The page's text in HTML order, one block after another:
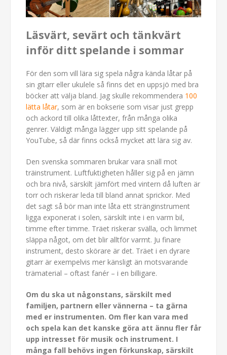
Läsvärt, sevärt och tänkvärt
inför ditt spelande i sommar
För den som vill lära sig spela några kända låtar på
sin gitarr eller ukulele så finns det en uppsjö med bra
böcker att välja bland. Jag skulle rekommendera 100
lätta låtar, som är en bokserie som visar just grepp
och ackord till olika låttexter, från många olika
genrer. Väldigt många lägger upp sitt spelande på
YouTube, så där finns också mycket att lära sig av.
Den svenska sommaren brukar vara snäll mot
träinstrument. Luftfuktigheten håller sig på en jämn
och bra nivå, särskilt jämfört med vintern då luften är
torr och riskerar leda till bland annat sprickor. Med
det sagt så bör man inte låta ett stränginstrument
ligga exponerat i solen, särskilt inte i en varm bil,
timme efter timme. Träet riskerar svälla, och limmet
släppa något, om det blir alltför varmt. Ju finare
instrument, desto skörare är det. Träet i en dyrare
gitarr är exempelvis mer känsligt än motsvarande
trämaterial – oftast fanér – i en billigare.
Om du ska ut någonstans, särskilt med
familjen, partnern eller vännerna – ta gärna
med er instrumenten. Om fler kan vara med
och spela kan det kanske göra att ännu fler får
upp intresset för musik och instrument. I
många fall behövs ingen förkunskap, särskilt